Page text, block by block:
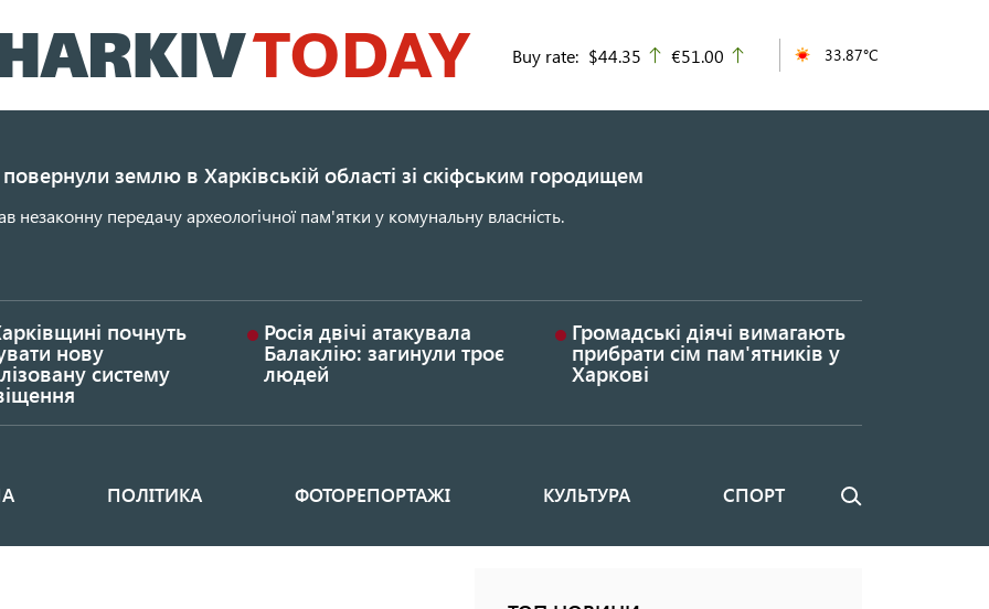
до
основного
Buy rate: $44.35 up
€51.00 33.87°C
землю в Харківській області зі скіфським городищем
незаконну передачу археологічної пам'ятки у комунальну власність.
почнуть
нову
систему
Росія двічі атакувала
Балаклію: загинули троє
людей
Громадські діячі вимагають
прибрати сім пам'ятників у
Харкові
ПОЛІТИКА ФОТОРЕПОРТАЖІ КУЛЬТУРА СПОРТ Пошук